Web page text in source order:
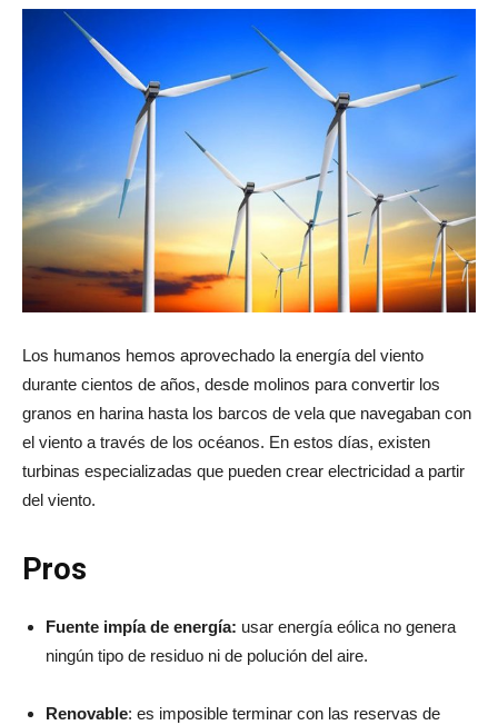
Los humanos hemos aprovechado la energía del viento
durante cientos de años, desde molinos para convertir los
granos en harina hasta los barcos de vela que navegaban con
el viento a través de los océanos. En estos días, existen
turbinas especializadas que pueden crear electricidad a partir
del viento.
Pros
Fuente impía de energía: usar energía eólica no genera
ningún tipo de residuo ni de polución del aire.
Renovable: es imposible terminar con las reservas de